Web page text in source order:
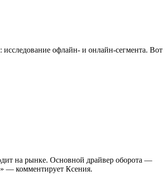
офлайн- и онлайн-сегмента. Вот
на рынке. Основной драйвер оборота —
— комментирует Ксения.